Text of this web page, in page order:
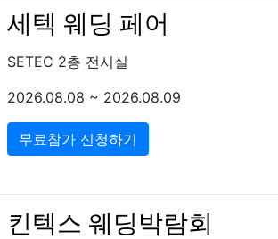
세텍 웨딩 페어
SETEC 2층 전시실
2026.08.08 ~ 2026.08.09
무료참가 신청하기
킨텍스 웨딩박람회